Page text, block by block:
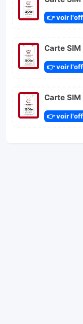
👉 voir
Carte
👉 voir
Carte
👉 voir